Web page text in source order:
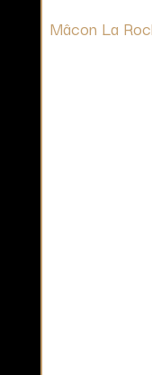
Mâcon La